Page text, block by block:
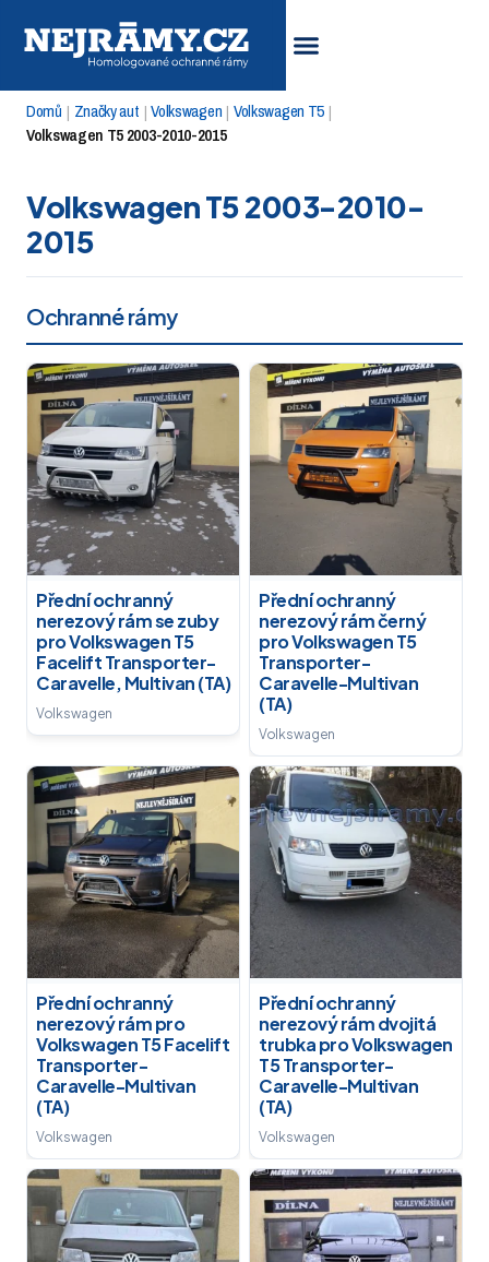
Domů | Značky aut | Volkswagen | Volkswagen T5 |
Volkswagen T5 2003-2010-2015
Volkswagen T5 2003-2010-
2015
Ochranné rámy
Přední ochranný
nerezový rám se zuby
pro Volkswagen T5
Facelift Transporter-
Caravelle, Multivan (TA)
Volkswagen
Přední ochranný
nerezový rám černý
pro Volkswagen T5
Transporter-
Caravelle-Multivan
(TA)
Volkswagen
Přední ochranný
nerezový rám pro
Volkswagen T5 Facelift
Transporter-
Caravelle-Multivan
(TA)
Volkswagen
Přední ochranný
nerezový rám dvojitá
trubka pro Volkswagen
T5 Transporter-
Caravelle-Multivan
(TA)
Volkswagen